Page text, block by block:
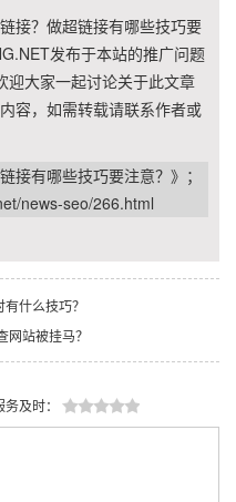
接？做超链接有哪些技巧要
发布于本站的推广问题
迎大家一起讨论关于此文章
容，如需转载请联系作者或
接有哪些技巧要注意？》；
news-seo/266.html
什么技巧？
站被挂马？
务及时：